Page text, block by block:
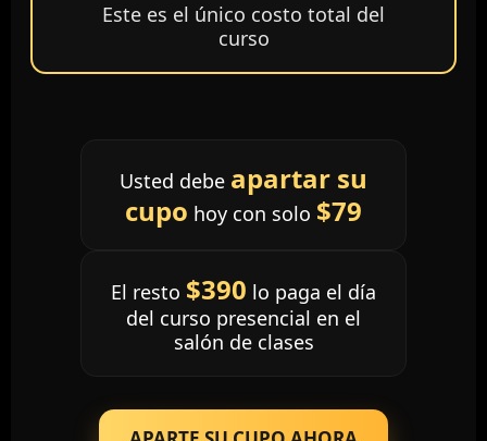
Este es el único costo total del
curso
Usted debe apartar su
cupo hoy con solo $79
El resto $390 lo paga el día
del curso presencial en el
salón de clases